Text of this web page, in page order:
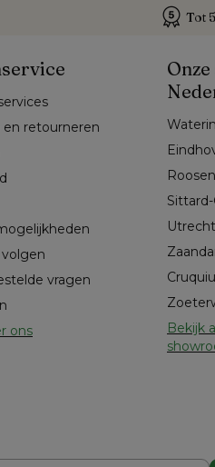
Tot
en retourneren
vragen
ons
Utrecht
Bekijk